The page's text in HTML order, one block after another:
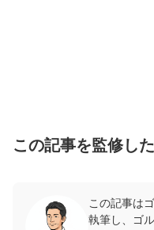
この記事を監修し
この記事は
執筆し、ゴ